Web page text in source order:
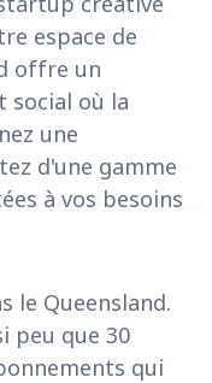
espace de
offre un
social où la
une
d'une gamme
à vos besoins
le Queensland.
peu que 30
qui